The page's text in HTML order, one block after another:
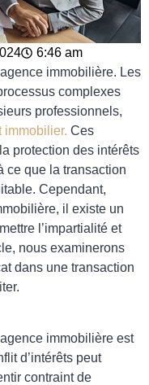
6:46 am
immobilière. Les
complexes
professionnels,
immobilier. Ces
protection des intérêts
ce que la transaction
Cependant,
il existe un
l’impartialité et
nous examinerons
dans une transaction
immobilière est
d’intérêts peut
contraint de